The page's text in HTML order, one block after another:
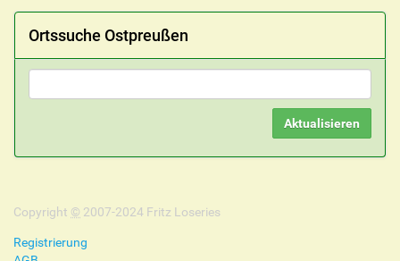
Ortssuche Ostpreußen
Copyright © 2007-2024 Fritz Loseries
Registrierung